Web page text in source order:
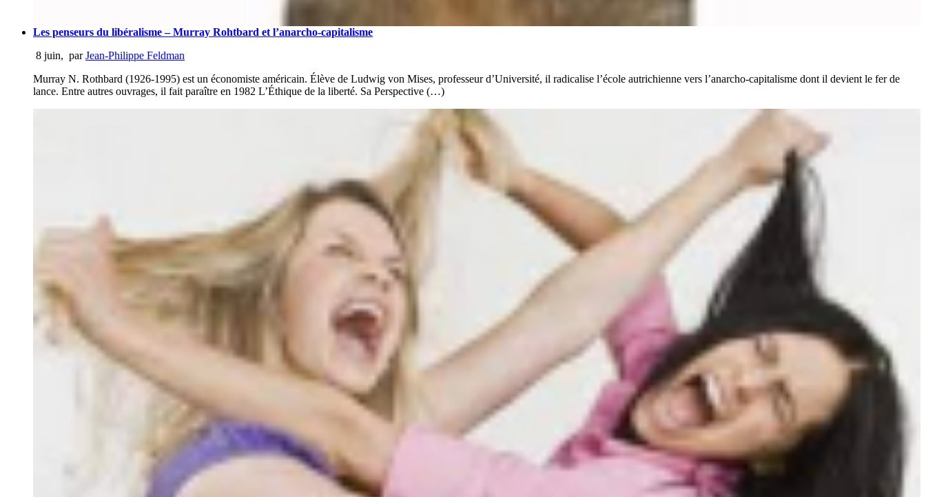
Les penseurs du libéralisme – Murray Rohtbard et l’anarcho-capitalisme
8 juin, parJean-Philippe Feldman
Murray N. Rothbard (1926-1995) est un économiste américain. Élève de Ludwig von Mises, professeur d’Université, il radicalise l’école autrichienne vers l’anarcho-capitalisme dont il devient le fer de
lance. Entre autres ouvrages, il fait paraître en 1982 L’Éthique de la liberté. Sa Perspective (…)